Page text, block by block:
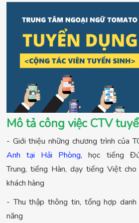
Mô tả công việc CTV
- Giới thiệu những chương trình của
Anh tại Hải Phòng, học tiếng
Trung, tiếng Hàn, dạy tiếng Việt
khách hàng
- Thu thập thông tin, tổng hợp danh
năng